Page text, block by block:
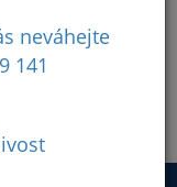
neváhejte
141